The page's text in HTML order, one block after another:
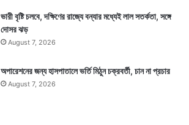
ভারী বৃষ্টি চলবে, দক্ষিণের রাজ্যে বন্যার মধ্যেই লাল সতর্কতা, সঙ্গে
দোসর ঝড়
August 7, 2026
অপারেশনের জন্য হাসপাতালে ভর্তি মিঠুন চক্রবর্তী, চান না প্রচার
August 7, 2026